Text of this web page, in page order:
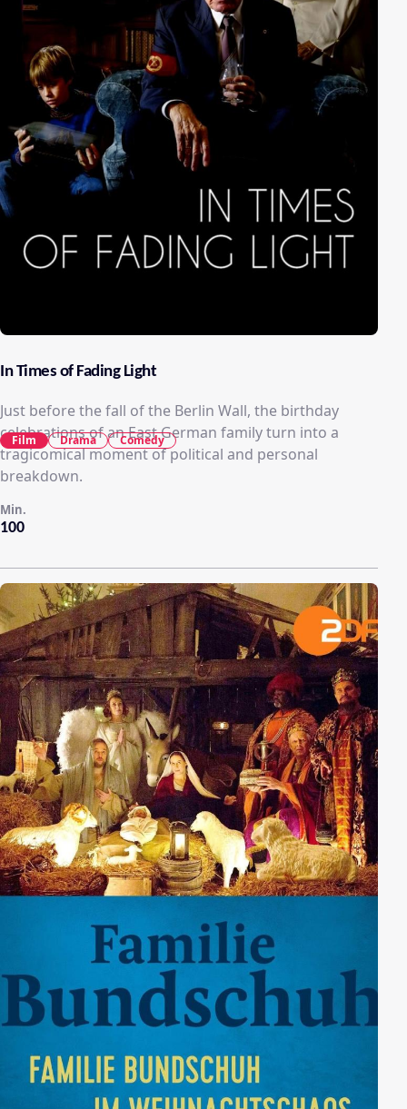
In Times of Fading Light
Just before the fall of the Berlin Wall, the birthday
celebrations of an East German family turn into a
tragicomical moment of political and personal
breakdown.
100
Min.
Film Drama Comedy